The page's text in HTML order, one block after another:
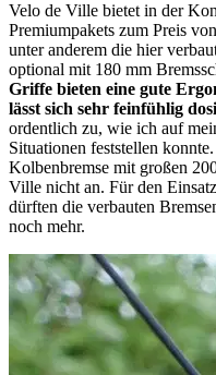
Velo de Ville bietet in der
Premiumpakets zum Preis
unter anderem die hier
optional mit 180 mm
Griffe bieten eine gute
lässt sich sehr feinfühlig
ordentlich zu, wie ich auf
Situationen feststellen
Kolbenbremse mit großen
Ville nicht an. Für den
dürften die verbauten
noch mehr.